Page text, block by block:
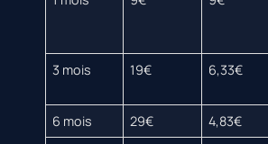
3 mois
19€ 6,33€
6 mois
29€ 4,83€